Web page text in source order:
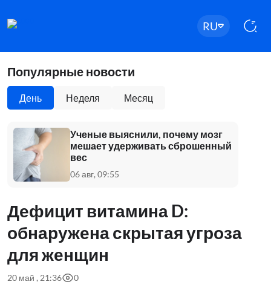
RU
Популярные новости
День Неделя Месяц
Ученые выяснили, почему мозг
мешает удерживать сброшенный
вес
06 авг, 09:55
Дефицит витамина D:
обнаружена скрытая угроза
для женщин
20 май , 21:36 0